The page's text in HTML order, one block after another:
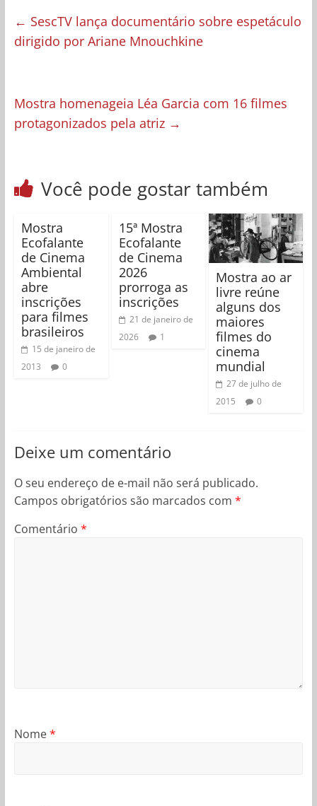
← SescTV lança documentário sobre espetáculo
dirigido por Ariane Mnouchkine
Mostra homenageia Léa Garcia com 16 filmes
protagonizados pela atriz →
Você pode gostar também
Mostra
Ecofalante
de Cinema
Ambiental
abre
inscrições
para filmes
brasileiros
15 de janeiro de
2013
0
15ª Mostra
Ecofalante
de Cinema
2026
prorroga as
inscrições
21 de janeiro de
2026
1
Mostra ao ar
livre reúne
alguns dos
maiores
filmes do
cinema
mundial
27 de julho de
2015
0
Deixe um comentário
O seu endereço de e-mail não será publicado.
Campos obrigatórios são marcados com *
Comentário *
Nome*